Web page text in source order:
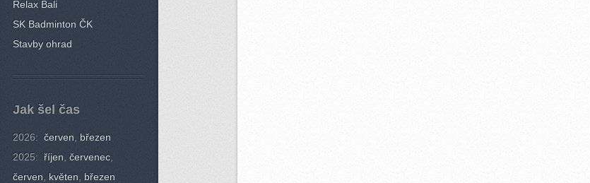
Relax Bali
SK Badminton ČK
Stavby ohrad
Jak šel čas
2026:červen, březen
2025:říjen,červenec,
červen, květen, březen